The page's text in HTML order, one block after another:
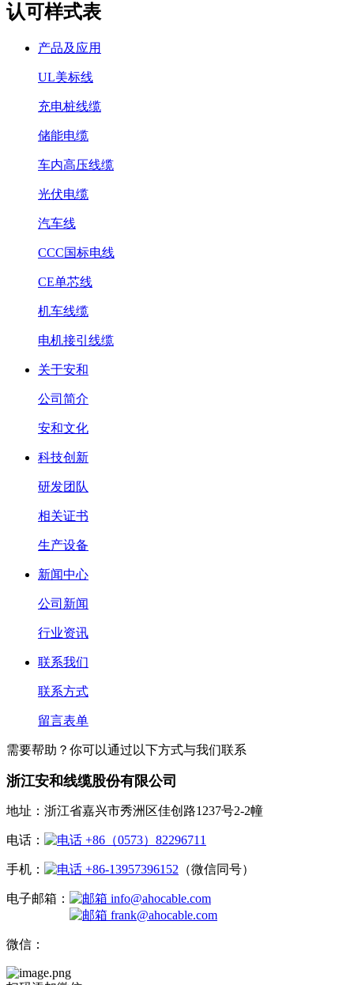
认可样式表
产品及应用
UL美标线
充电桩线缆
储能电缆
车内高压线缆
光伏电缆
汽车线
CCC国标电线
CE单芯线
机车线缆
电机接引线缆
关于安和
公司简介
安和文化
科技创新
研发团队
相关证书
生产设备
新闻中心
公司新闻
行业资讯
联系我们
联系方式
留言表单
需要帮助？你可以通过以下方式与我们联系
浙江安和线缆股份有限公司
地址：浙江省嘉兴市秀洲区佳创路1237号2-2幢
电话： +86（0573）82296711
手机： +86-13957396152 （微信同号）
电子邮箱：
info@ahocable.com
frank@ahocable.com
微信：